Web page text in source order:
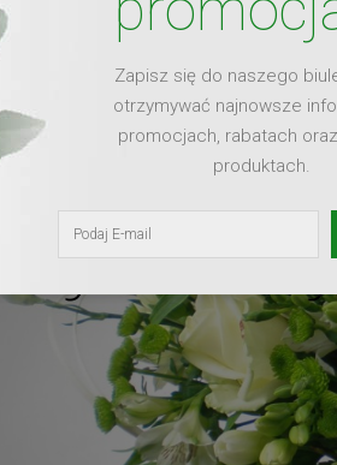
Zapisz się do naszego
otrzymywać najnowsze
promocjach, rabatach
produktach.